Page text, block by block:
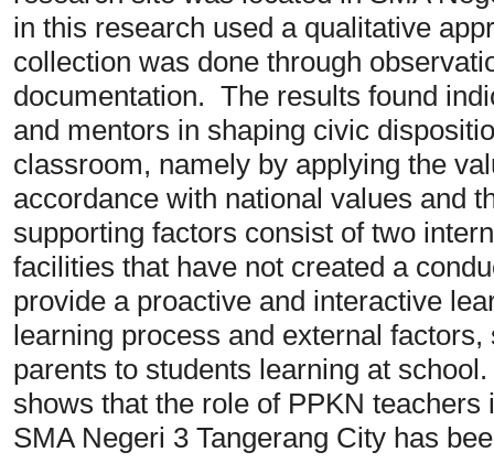
in this research used a qualitative
collection was done through
documentation. The results found
and mentors in shaping civic
classroom, namely by applying the
accordance with national values and
supporting factors consist of two
facilities that have not created a
provide a proactive and interactive
learning process and external
parents to students learning at
shows that the role of PPKN
SMA Negeri 3 Tangerang City has